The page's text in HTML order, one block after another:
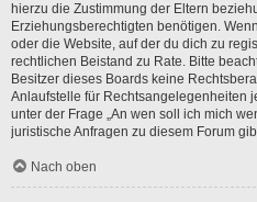
hierzu die Zustimmung der Eltern
Erziehungsberechtigten benötigen.
oder die Website, auf der du dich zu
rechtlichen Beistand zu Rate. Bitte
Besitzer dieses Boards keine
Anlaufstelle für Rechtsangelegenheiten
unter der Frage „An wen soll ich mich
juristische Anfragen zu diesem Forum
Nach oben